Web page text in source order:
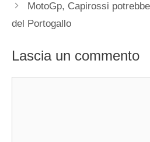
MotoGp, Capirossi
del Portogallo
Lascia un commento